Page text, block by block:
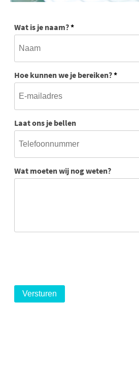
Wat is je naam?*
Hoe kunnen we je bereiken?*
Laat ons je bellen
Wat moeten wij nog weten?